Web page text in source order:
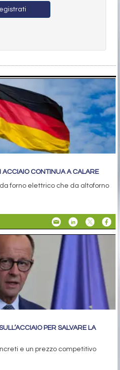
ACCIAIO CONTINUA A CALARE
forno elettrico che da altoforno
PER SALVARE LA
e un prezzo competitivo